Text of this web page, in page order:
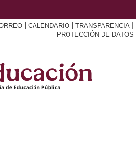
CALENDARIO TRANSPARENCIA
PROTECCIÓN DE DATOS